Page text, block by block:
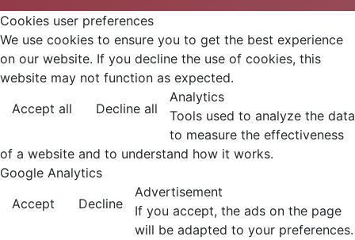
Cookies user preferences
We use cookies to ensure you to get the best experience
on our website. If you decline the use of cookies, this
website may not function as expected.
Accept all
Decline all
Analytics
Tools used to analyze the data
to measure the effectiveness
of a website and to understand how it works.
Google Analytics
Accept
Decline
Advertisement
If you accept, the ads on the page
will be adapted to your preferences.